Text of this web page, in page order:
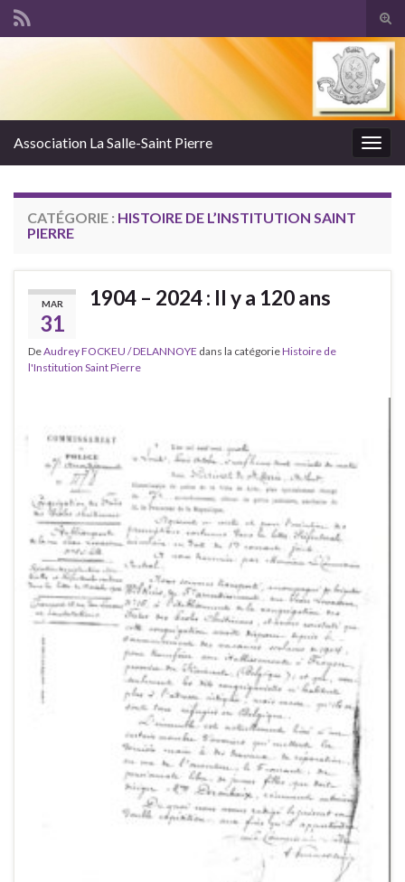
Association La Salle-Saint Pierre
CATÉGORIE : HISTOIRE DE L’INSTITUTION SAINT
PIERRE
MAR
31
1904 – 2024 : Il y a 120 ans
DeAudrey FOCKEU / DELANNOYE dans la catégorieHistoire de
l'Institution Saint Pierre